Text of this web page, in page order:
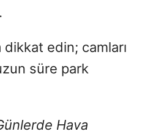
dikkat edin; camları
süre park
Hava